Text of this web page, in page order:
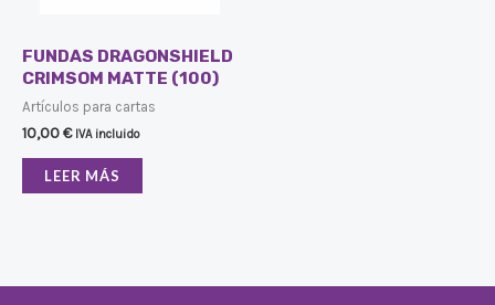
FUNDAS DRAGONSHIELD
CRIMSOM MATTE (100)
Artículos para cartas
10,00€ IVA incluido
LEER MÁS